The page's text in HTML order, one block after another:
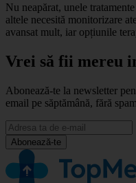
Nu neapărat, unele
altele necesită monitorizare
avansat mult, iar opțiunile
Vrei să fii mereu
Abonează-te la newsletter
email pe săptămână, fără
Abonează-te